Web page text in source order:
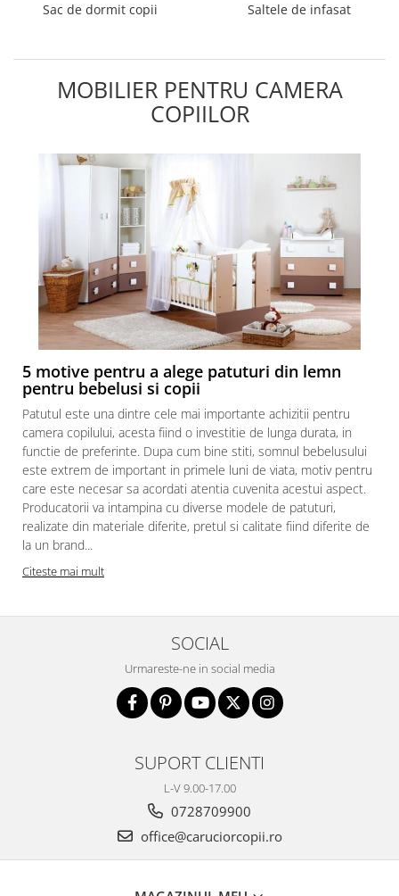
Sac de dormit copii Saltele de infasat
MOBILIER PENTRU CAMERA
COPIILOR
5 motive pentru a alege patuturi din lemn
pentru bebelusi si copii
Patutul este una dintre cele mai importante achizitii pentru
camera copilului, acesta fiind o investitie de lunga durata, in
functie de preferinte. Dupa cum bine stiti, somnul bebelusului
este extrem de important in primele luni de viata, motiv pentru
care este necesar sa acordati atentia cuvenita acestui aspect.
Producatorii va intampina cu diverse modele de patuturi,
realizate din materiale diferite, pretul si calitate fiind diferite de
la un brand...
Citeste mai mult
SOCIAL
Urmareste-ne in social media
SUPORT CLIENTI
L-V 9.00-17.00
0728709900
office@caruciorcopii.ro